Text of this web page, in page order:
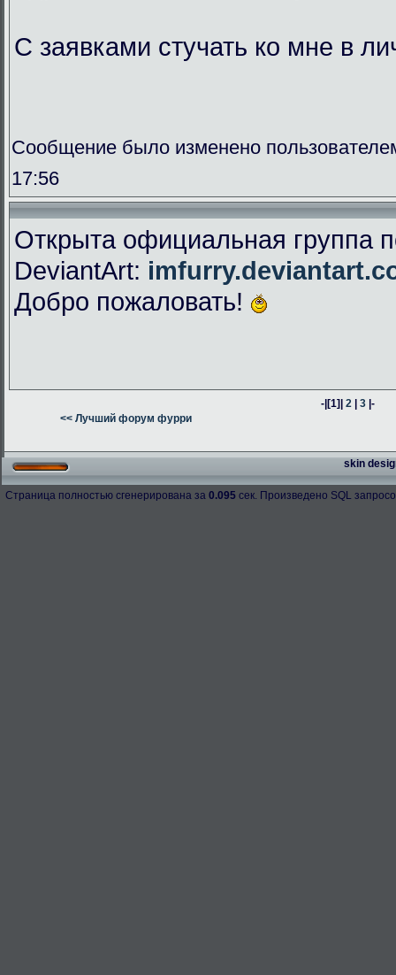
С заявками стучать ко мне в
Сообщение было изменено
17:56
Открыта официальная группа
DeviantArt:
Добро пожаловать!
-|[1]|2 |3 |-
<< Лучший форум фурри
skin
Страница полностью сгенерирована за 0.095 сек. Произведено SQL